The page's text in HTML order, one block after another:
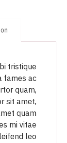
tristique
fames ac
quam,
sit amet,
quam
mi vitae
leo.